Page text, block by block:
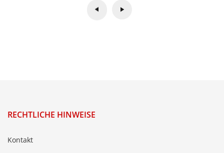
RECHTLICHE HINWEISE
Kontakt